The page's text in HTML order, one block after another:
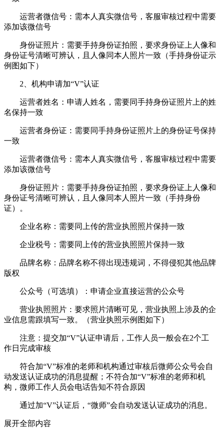
运营者微信号：需本人真实微信号，客服审核过程中需要
添加该微信号
身份证照片：需要手持身份证拍照，要求身份证上人像和
身份证号清晰可辨认，且人像同本人照片一致（手持身份证示
例图如下）
2、机构申请加“V”认证
运营者姓名：申请人姓名，需要同手持身份证照片上的姓
名保持一致
运营者身份证：需要同手持身份证照片上的身份证号保持
一致
运营者微信号：需本人真实微信号，客服审核过程中需要
添加该微信号
身份证照片：需要手持身份证拍照，要求身份证上人像和
身份证号清晰可辨认，且人像同本人照片一致（手持身份
证）。
企业名称：需要同上传的营业执照照片保持一致
企业税号：需要同上传的营业执照照片保持一致
品牌名称：品牌名称不得出现违规词，不得侵犯其他品牌
版权
公众号（可选填）：申请企业直接运营的公众号
营业执照照片：要求照片清晰可见，营业执照上涉及的企
业信息需跟填写一致。（营业执照示例图如下）
注意：提交加“V”认证申请后，工作人员一般会在2个工
作日完成审核
符合加“V”标准的老师和机构通过审核后微师公众号会自
动发送认证成功的消息提醒；不符合加“V”标准的老师和机
构，微师工作人员会电话告知不符合原因
通过加“V”认证后，“微师”会自动发送认证成功的消息。
展开全部内容